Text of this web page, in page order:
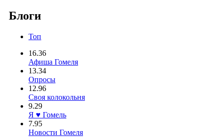
Блоги
Топ
16.36
Афиша Гомеля
13.34
Опросы
12.96
Своя колокольня
9.29
Я ♥ Гомель
7.95
Новости Гомеля